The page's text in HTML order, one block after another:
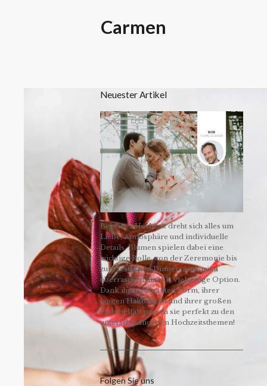
Carmen
Neuester Artikel
Bei einer Hochzeit dreht sich alles um
Liebe, Atmosphäre und individuelle
Details. Blumen spielen dabei eine
wichtige Rolle, von der Zeremonie bis
zum festlichen Dinner. Anthurien
überraschen hier als vielseitige Option.
Dank ihrer eleganten Form, ihrer
langen Haltbarkeit und ihrer großen
Farbvielfalt passen sie perfekt zu den
unterschiedlichsten Hochzeitsthemen!
Folgen Sie uns